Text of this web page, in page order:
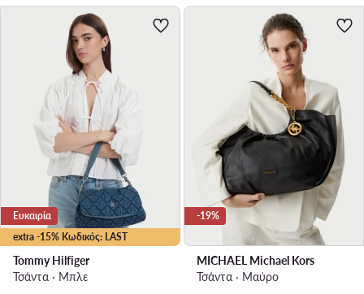
extra -15% Κωδικός: LAST
Ευκαιρία
Tommy Hilfiger
Τσάντα · Μπλε
-19%
MICHAEL Michael Kors
Τσάντα · Μαύρο